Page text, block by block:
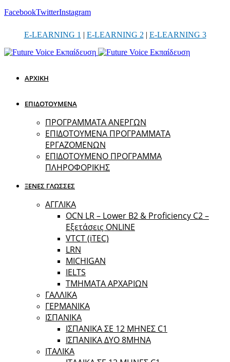
FacebookTwitterInstagram
E-LEARNING 1 | E-LEARNING 2 | E-LEARNING 3
ΑΡΧΙΚΗ
ΕΠΙΔΟΤΟΥΜΕΝΑ
ΠΡΟΓΡΑΜΜΑΤΑ ΑΝΕΡΓΩΝ
ΕΠΙΔΟΤΟΥΜΕΝΑ ΠΡΟΓΡΑΜΜΑΤΑ
ΕΡΓΑΖΟΜΕΝΩΝ
ΕΠΙΔΟΤΟΥΜΕΝΟ ΠΡΟΓΡΑΜΜΑ
ΠΛΗΡΟΦΟΡΙΚΗΣ
ΞΕΝΕΣ ΓΛΩΣΣΕΣ
ΑΓΓΛΙΚΑ
OCN LR – Lower B2 & Proficiency C2 –
Εξετάσεις ONLINE
VTCT (iTEC)
LRN
MICHIGAN
IELTS
ΤΜΗΜΑΤΑ ΑΡΧΑΡΙΩΝ
ΓΑΛΛΙΚΑ
ΓΕΡΜΑΝΙΚΑ
ΙΣΠΑΝΙΚΑ
ΙΣΠΑΝΙΚΑ ΣΕ 12 ΜΗΝΕΣ C1
ΙΣΠΑΝΙΚΑ ΔΥΟ 8ΜΗΝΑ
ΙΤΑΛΙΚΑ